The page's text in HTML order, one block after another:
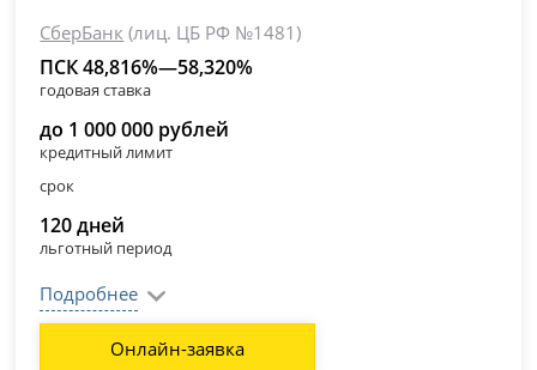
СберБанк (лиц. ЦБ РФ №1481)
ПСК 48,816%—58,320%
годовая ставка
до 1 000 000 рублей
кредитный лимит
срок
120 дней
льготный период
Подробнее
Онлайн-заявка